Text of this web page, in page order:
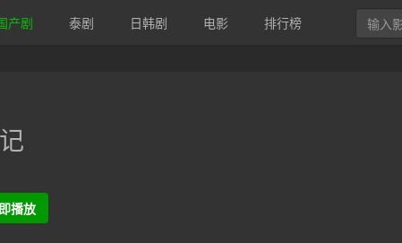
产剧 泰剧 日韩剧 电影 排行榜
播放